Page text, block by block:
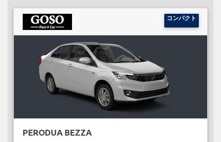
コンパクト
PERODUA BEZZA